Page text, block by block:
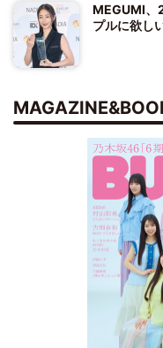
MEGUMI、
プルに欲し